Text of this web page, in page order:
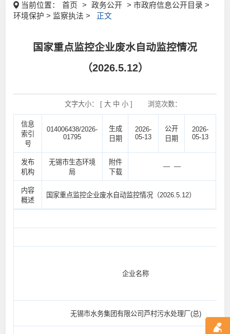
当前位置： 首页 > 政务公开
> 市政府信息公开目录 >
环境保护 > 监察执法 >
正文
国家重点监控企业废水自动监控情况
（2026.5.12）
文字大小： [ 大 中 小] 浏览次数：
信息
索引
号
014006438/2026-
01795
生成
日期
2026-
05-13
公开
日期
2026-
05-13
发布
机构
无锡市生态环境
局
附件
下载
— —
内容
概述
国家重点监控企业废水自动监控情况（2026.5.12）
企业名称
无锡市水务集团有限公司芦村污水处理厂(总)